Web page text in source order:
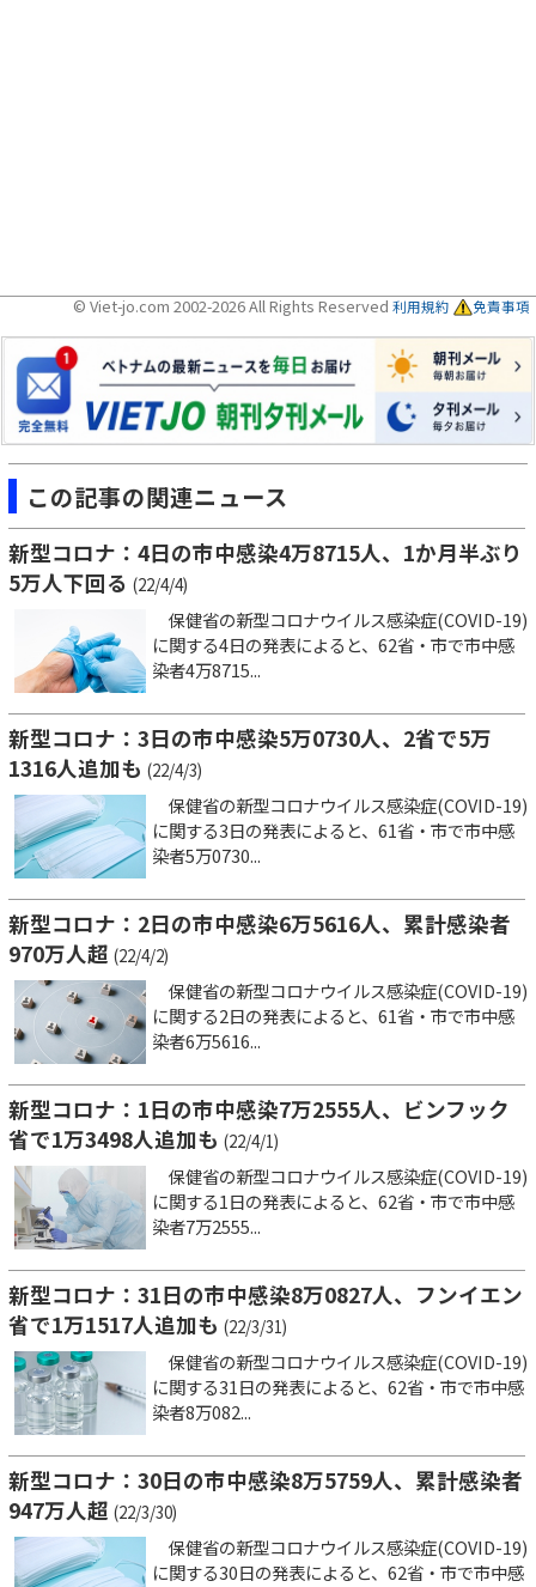
© Viet-jo.com 2002-2026 All Rights Reserved 利用規約 免責事項
この記事の関連ニュース
新型コロナ：4日の市中感染4万8715人、1か月半ぶり
5万人下回る (22/4/4)
保健省の新型コロナウイルス感染症(COVID-19)
に関する4日の発表によると、62省・市で市中感
染者4万8715...
新型コロナ：3日の市中感染5万0730人、2省で5万
1316人追加も (22/4/3)
保健省の新型コロナウイルス感染症(COVID-19)
に関する3日の発表によると、61省・市で市中感
染者5万0730...
新型コロナ：2日の市中感染6万5616人、累計感染者
970万人超 (22/4/2)
保健省の新型コロナウイルス感染症(COVID-19)
に関する2日の発表によると、61省・市で市中感
染者6万5616...
新型コロナ：1日の市中感染7万2555人、ビンフック
省で1万3498人追加も (22/4/1)
保健省の新型コロナウイルス感染症(COVID-19)
に関する1日の発表によると、62省・市で市中感
染者7万2555...
新型コロナ：31日の市中感染8万0827人、フンイエン
省で1万1517人追加も (22/3/31)
保健省の新型コロナウイルス感染症(COVID-19)
に関する31日の発表によると、62省・市で市中感
染者8万082...
新型コロナ：30日の市中感染8万5759人、累計感染者
947万人超 (22/3/30)
保健省の新型コロナウイルス感染症(COVID-19)
に関する30日の発表によると、62省・市で市中感